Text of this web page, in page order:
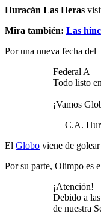
Huracán Las Heras
Mira también: Las
Por una nueva fecha
Federal A
Todo listo
¡Vamos
— C.A.
El Globo viene de
Por su parte, Olimpo es
¡Atención!
Debido a
de nuestra